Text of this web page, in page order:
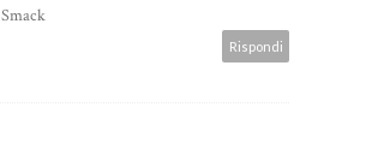
Smack
Rispondi